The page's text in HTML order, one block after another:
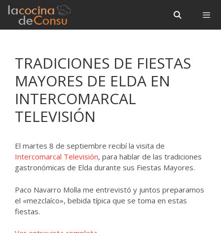
Saltar
contenido
Saltar
contenido
TRADICIONES DE FIESTAS
MAYORES DE ELDA EN
INTERCOMARCAL
TELEVISIÓN
El martes 8 de septiembre recibí la visita de
Intercomarcal Televisión, para hablar de las tradiciones
gastronómicas de Elda durante sus Fiestas Mayores.
Paco Navarro Molla me entrevistó y juntos preparamos
el «mezclaíco», bebida típica que se toma en estas
fiestas.